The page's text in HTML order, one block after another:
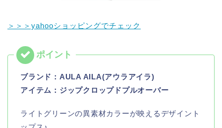
＞＞＞yahooショッピングでチェック
ブランド： AULA AILA(アウラアイラ)
アイテム：ジップクロップドプルオーバー
ライトグリーンの異素材カラーが映えるデザイント